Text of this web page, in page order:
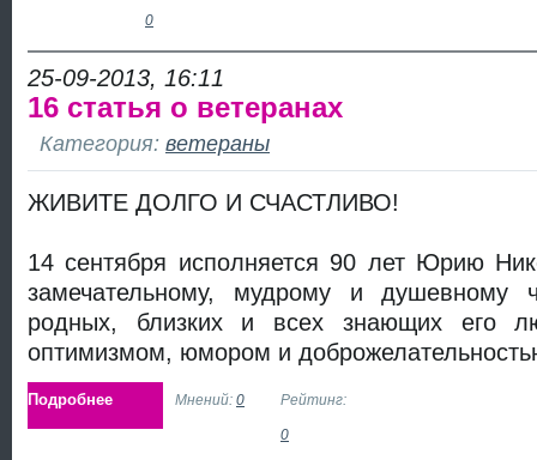
0
25-09-2013, 16:11
16 статья о ветеранах
Категория: ветераны
ЖИВИТЕ ДОЛГО И СЧАСТЛИВО!
14 сентября исполняется 90 лет Юрию
замечательному, мудрому и душевному
родных, близких и всех знающих его
оптимизмом, юмором и
Подробнее Мнений: 0 Рейтинг:
0